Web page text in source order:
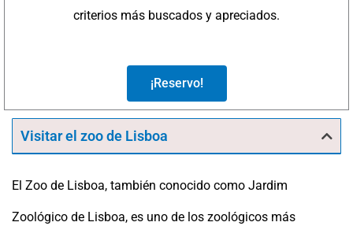
criterios más buscados y apreciados.
¡Reservo!
Visitar el zoo de Lisboa
El Zoo de Lisboa, también conocido como Jardim
Zoológico de Lisboa, es uno de los zoológicos más